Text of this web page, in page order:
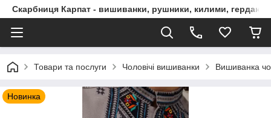
Скарбниця Карпат - вишиванки, рушники, килими, гердани,
Товари та послуги Чоловічі вишиванки Вишиванка
Новинка